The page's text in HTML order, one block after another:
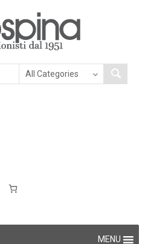
MENU